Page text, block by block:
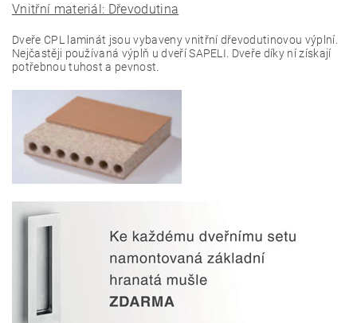
Vnitřní materiál: Dřevodutina
Dveře CPL laminát jsou vybaveny vnitřní dřevodutinovou výplní.
Nejčastěji používaná výplň u dveří SAPELI. Dveře díky ní získají
potřebnou tuhost a pevnost.